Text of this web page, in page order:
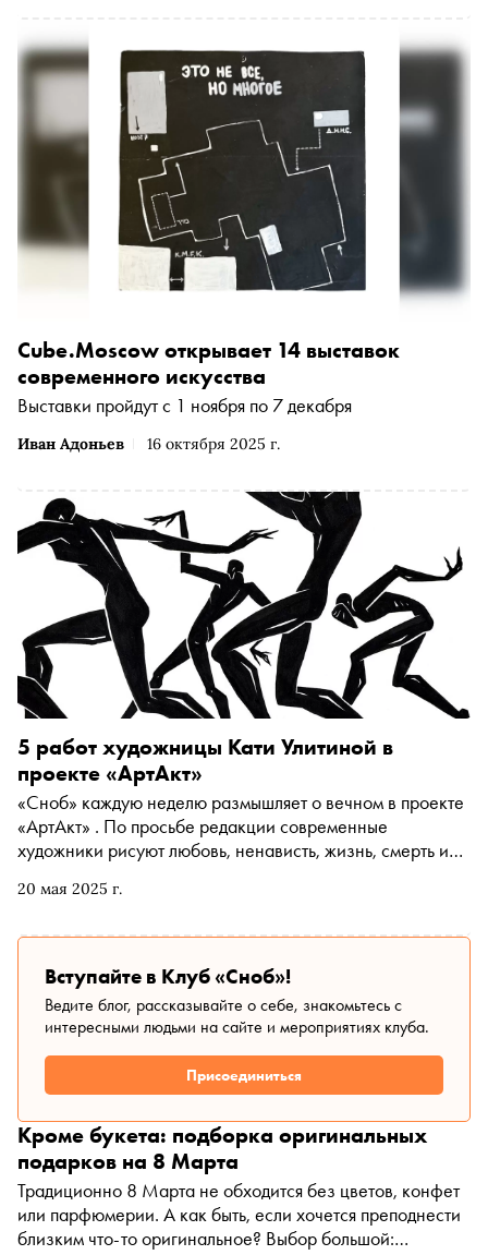
в том числе арт-среды. Автор «Сноба» Катерина
Алабина спросила у пяти художниц, сталкивались ли они
в своей карьере с чем-то, с чем не столкнулся бы
мужчина, и что изменилось с тех пор
Иван Адоньев 16 октября 2025 г.
Cube.Moscow открывает 14 выставок
современного искусства
Выставки пройдут с 1 ноября по 7 декабря
20 мая 2025 г.
5 работ художницы Кати Улитиной в
проекте «АртАкт»
«Сноб» каждую неделю размышляет о вечном в проекте
«АртАкт» . По просьбе редакции современные
художники рисуют любовь, ненависть, жизнь, смерть и
Вступайте в Клуб «Сноб»!
Ведите блог, рассказывайте о себе, знакомьтесь с
интересными людьми на сайте и мероприятиях клуба.
Присоединиться
Кроме букета: подборка оригинальных
подарков на 8 Марта
Традиционно 8 Марта не обходится без цветов, конфет
или парфюмерии. А как быть, если хочется преподнести
близким что-то оригинальное? Выбор большой: